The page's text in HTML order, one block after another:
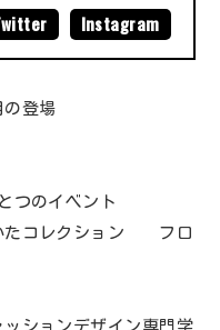
Instagram
登場
つのイベント
コレクション フロ
ションデザイン専門学